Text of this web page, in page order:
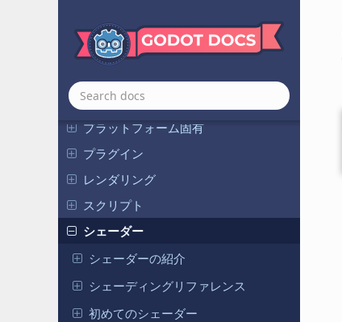
ナビゲーション
ネットワーク
物理
プラットフォーム固有
プラグイン
レンダリング
スクリプト
シェーダー
シェーダーの紹介
シェーディングリファレンス
初めてのシェーダー